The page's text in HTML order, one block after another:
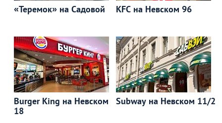
«Теремок» на Садовой KFC на Невском 96
Burger King на Невском
18
Subway на Невском 11/2